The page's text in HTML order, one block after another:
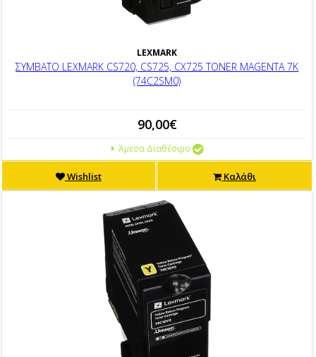
LEXMARK
ΣΥΜΒΑΤΟ LEXMARK CS720, CS725, CX725 TONER MAGENTA 7K
(74C2SM0)
90,00€
Άμεσα Διαθέσιμο
Wishlist Καλάθι